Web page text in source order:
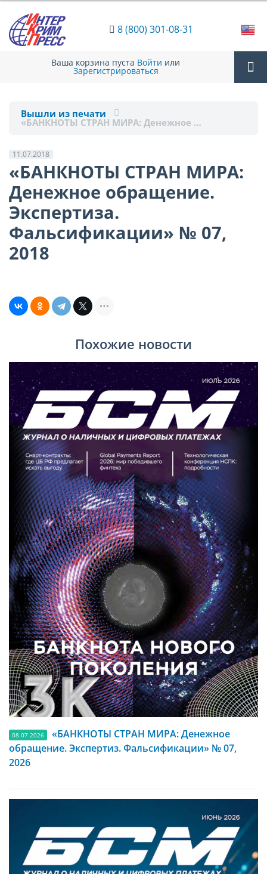
8 (800) 301-08-31
Ваша корзина пуста Войти или
Зарегистрироваться
Вышли из печати
«БАНКНОТЫ СТРАН МИРА: Денежное …
11.07.2018
«БАНКНОТЫ СТРАН МИРА:
Денежное обращение.
Экспертиза.
Фальсификации» № 07,
2018
Похожие новости
08.07.2026
«БАНКНОТЫ СТРАН МИРА: Денежное
обращение. Экспертиз. Фальсификации» № 07,
2026